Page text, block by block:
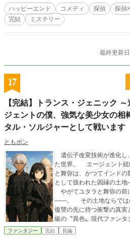
上、どうしても上記の描写
を記載いたします。 【その他】 「郁嵐（いくらん）」という
名義で ブロマンス風の和
https://estar.jp/users/
ww.alphapolis.co.jp/
ハッピーエンド コメディ 探偵 探偵
完結
ミステリー
最終更新
17
【完結】トランス・ジェニック
ジェントの僕、強気な美少女の相
タル・ソルジャーとして戦います
ともボン
遺伝子改変技術が進化し
た世界。 エージェント組織〈青い薔薇〉に所属するユタラ
と舞弥は、かつてインド
として扱われた因縁の土
やがてユタラと舞弥の前
——。 その土地ならではの陰謀、超人同士の激突、そして
復讐の先に待つ衝撃の真実とは？ インドを舞台
級の〝異色〟現代ファンタ
ファンタジー 完結 長編